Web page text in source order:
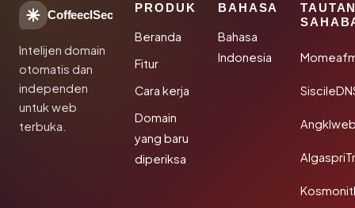
CoffeeclSec
Intelijen domain
otomatis dan
independen
untuk web
terbuka.
PRODUK
Beranda
Fitur
Cara kerja
Domain
yang baru
diperiksa
BAHASA
Bahasa
Indonesia